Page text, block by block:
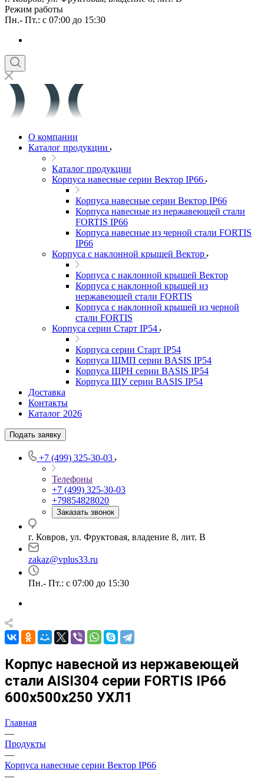
Режим работы
Пн.- Пт.: с 07:00 до 15:30
О компании
Каталог продукции
Каталог продукции
Корпуса навесные серии Вектор IP66
Корпуса навесные серии Вектор IP66
Корпуса навесные из нержавеющей стали
FORTIS IP66
Корпуса навесные из черной стали FORTIS
IP66
Корпуса с наклонной крышей Вектор
Корпуса с наклонной крышей Вектор
Корпуса с наклонной крышей из
нержавеющей стали FORTIS
Корпуса с наклонной крышей из черной
стали FORTIS
Корпуса серии Старт IP54
Корпуса серии Старт IP54
Корпуса ЩМП серии BASIS IP54
Корпуса ЩРН серии BASIS IP54
Корпуса ЩУ серии BASIS IP54
Доставка
Контакты
Каталог 2026
Подать заявку
+7 (499) 325-30-03
Телефоны
+7 (499) 325-30-03
+79854828020
Заказать звонок
г. Ковров, ул. Фруктовая, владение 8, лит. В
zakaz@vplus33.ru
Пн.- Пт.: с 07:00 до 15:30
Корпус навесной из нержавеющей
стали AISI304 серии FORTIS IP66
600х500х250 УХЛ1
Главная
—
Продукты
—
Корпуса навесные серии Вектор IP66
—